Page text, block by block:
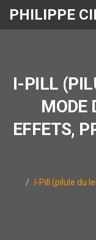
PHILIPPE
I-PILL
MODE
EFFETS,
I-Pill (pilule du